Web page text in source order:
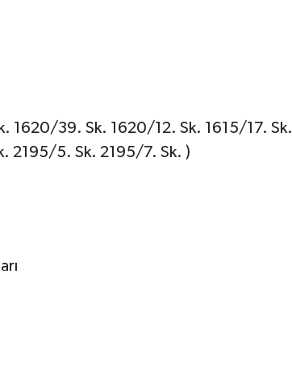
1620/39. Sk. 1620/12. Sk. 1615/17. Sk.
2195/5. Sk. 2195/7. Sk. )